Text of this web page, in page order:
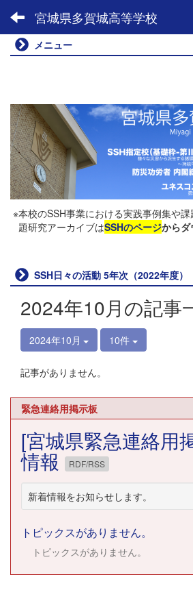
宮城県多賀城高等学校
メニュー
※本校のSSH事業における実践事例集や
題研究アーカイブはSSHのページからダ
SSH日々の活動 5年次（2022年度）
2024年10月の記事
2024年10月 10件
記事がありません。
緊急連絡用掲示板
[宮城県緊急連絡用
情報 RDF/RSS
新着情報をお知らせします。
トピックスがありません。
トピックスがありません。